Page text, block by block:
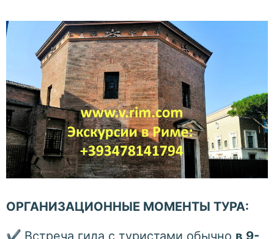
ОРГАНИЗАЦИОННЫЕ МОМЕНТЫ ТУРА:
✔ Встреча гида с туристами обычно в 9-